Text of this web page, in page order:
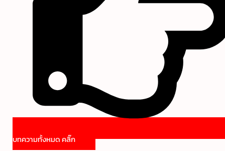
บทความทั้งหมด คลิ๊ก